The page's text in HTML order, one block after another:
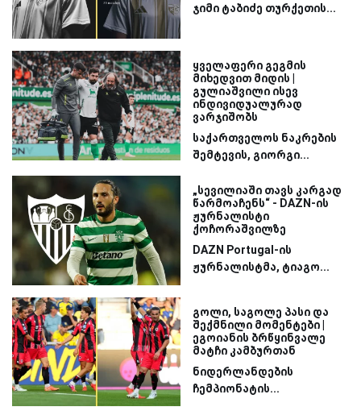
ჯიმი ტაბიძე თურქეთის...
ყველაფერი გეგმის
მიხედვით მიდის |
გულიაშვილი ისევ
ინდივიდუალურად
ვარჯიშობს
საქართველოს ნაკრების
შემტევის, გიორგი...
„სევილიაში თავს კარგად
წარმოაჩენს“ - DAZN-ის
ჟურნალისტი
ქოჩორაშვილზე
DAZN Portugal-ის
ჟურნალისტმა, ტიაგო...
გოლი, საგოლე პასი და
შექმნილი მომენტები |
ეგოიანის ბრწყინვალე
მატჩი კამბურთან
ნიდერლანდების
ჩემპიონატის...